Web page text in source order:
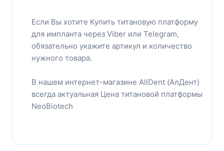
Eсли Вы хотите Купить титановую платформу
для импланта через Viber или Telegram,
обязательно укажите артикул и количество
нужного товара.
В нашем интернет-магазине AllDent (АлДент)
всегда актуальная Цена титановой платформы
NeoBiotech